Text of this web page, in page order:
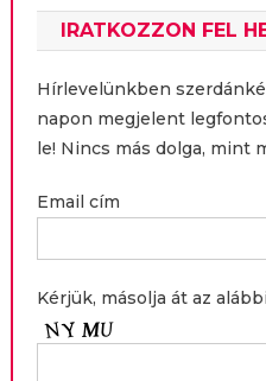
IRATKOZZON FEL
Hírlevelünkben
napon megjelent
le! Nincs más dolga, mint
Email cím
Kérjük, másolja át az